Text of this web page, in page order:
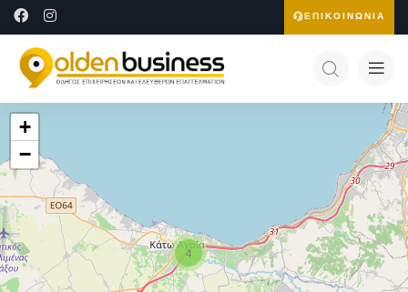
ΕΠΙΚΟΙΝΩΝΙΑ
4
+
−